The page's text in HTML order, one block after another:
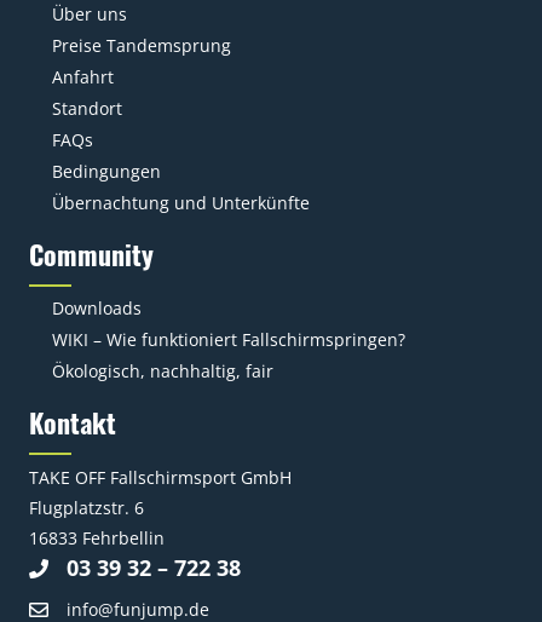
Über uns
Preise Tandemsprung
Anfahrt
Standort
FAQs
Bedingungen
Übernachtung und Unterkünfte
Community
Downloads
WIKI – Wie funktioniert Fallschirmspringen?
Ökologisch, nachhaltig, fair
Kontakt
TAKE OFF Fallschirmsport GmbH
Flugplatzstr. 6
16833 Fehrbellin
03 39 32 – 722 38
info@funjump.de